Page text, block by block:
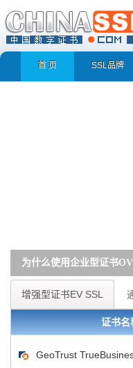
首 页 SSL品牌
为什么使用企业型证书
企业型证书OV SSL 快速识别
息 证书完全支持中文企业/组织
书包含企业信息，点击证书信
增强型证书EV SSL
证书名
GeoTrust